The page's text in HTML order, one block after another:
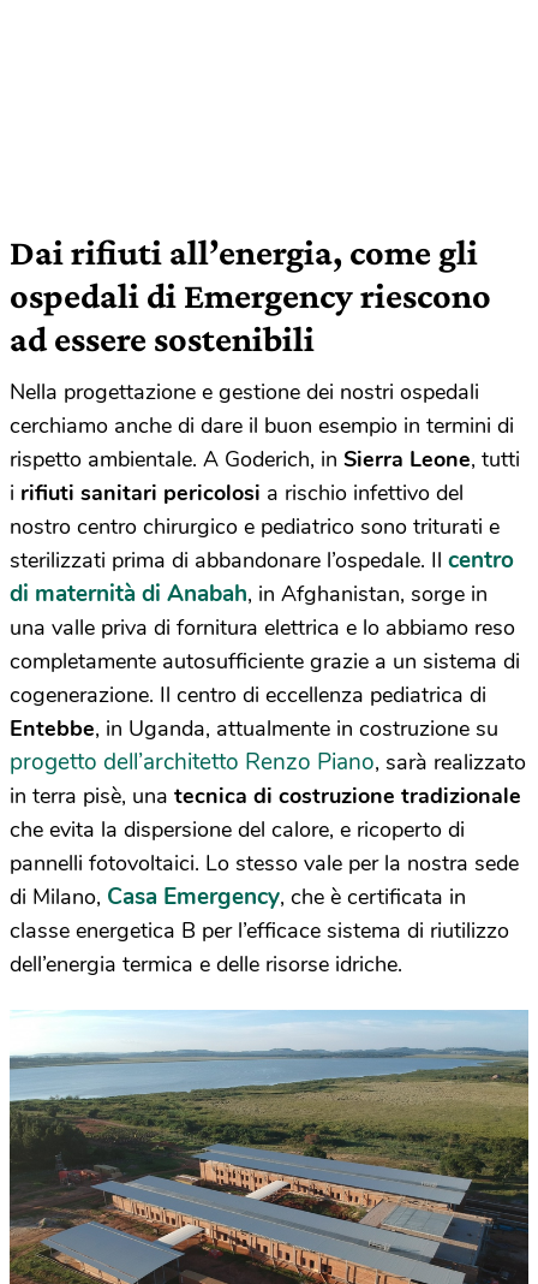
Dai rifiuti all’energia, come gli
ospedali di Emergency riescono
ad essere sostenibili
Nella progettazione e gestione dei nostri ospedali
cerchiamo anche di dare il buon esempio in termini di
rispetto ambientale. A Goderich, in Sierra Leone, tutti
i rifiuti sanitari pericolosi a rischio infettivo del
nostro centro chirurgico e pediatrico sono triturati e
sterilizzati prima di abbandonare l’ospedale. Il centro
di maternità di Anabah, in Afghanistan, sorge in
una valle priva di fornitura elettrica e lo abbiamo reso
completamente autosufficiente grazie a un sistema di
cogenerazione. Il centro di eccellenza pediatrica di
Entebbe, in Uganda, attualmente in costruzione su
progetto dell’architetto Renzo Piano, sarà realizzato
in terra pisè, una tecnica di costruzione tradizionale
che evita la dispersione del calore, e ricoperto di
pannelli fotovoltaici. Lo stesso vale per la nostra sede
di Milano, Casa Emergency, che è certificata in
classe energetica B per l’efficace sistema di riutilizzo
dell’energia termica e delle risorse idriche.